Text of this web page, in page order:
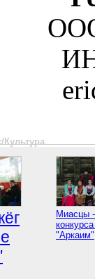
Культура
Миасцы
"Аркаим"